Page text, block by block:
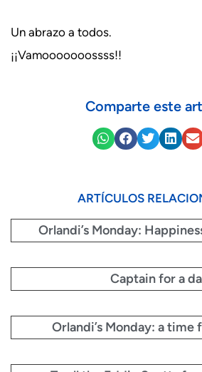
Un abrazo a todos.
¡¡Vamooooooossss!!
Comparte este
ARTÍCULOS
Orlandi’s Monday:
Captain for a
Orlandi’s Monday: a time